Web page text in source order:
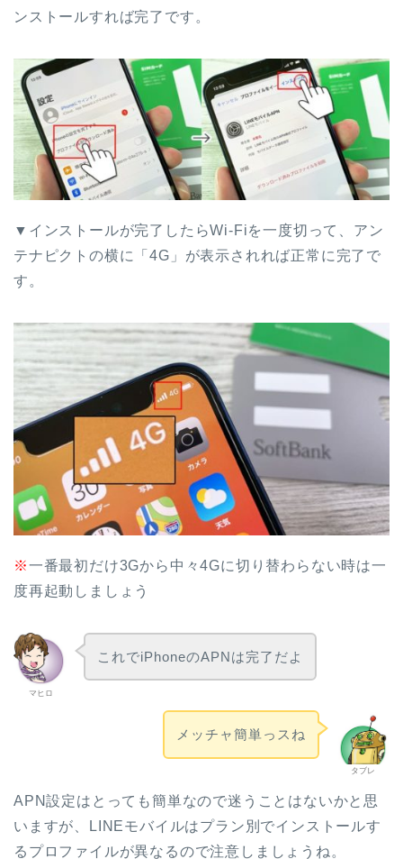
ンストールすれば完了です。
▼インストールが完了したらWi-Fiを一度切って、アン
テナピクトの横に「4G」が表示されれば正常に完了で
す。
※一番最初だけ3Gから中々4Gに切り替わらない時は一
度再起動しましょう
マヒロ
これでiPhoneのAPNは完了だよ
タブレ
メッチャ簡単っスね
APN設定はとっても簡単なので迷うことはないかと思
いますが、LINEモバイルはプラン別でインストールす
るプロファイルが異なるので注意しましょうね。